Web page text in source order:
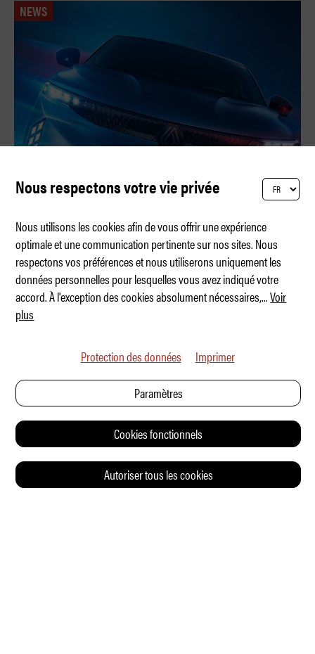
NEWS
Mise à jour pour la Mégane E-Tech
Nous respectons votre vie privée
Nous utilisons les cookies afin de vous offrir une expérience
optimale et une communication pertinente sur nos sites. Nous
respectons vos préférences et nous utiliserons uniquement les
données personnelles pour lesquelles vous avez indiqué votre
accord. À l'exception des cookies absolument nécessaires,...Voir
plus
Protection des données Imprimer
Paramètres
Cookies fonctionnels
Autoriser tous les cookies